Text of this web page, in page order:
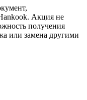
Акция не
получения
или замена другими